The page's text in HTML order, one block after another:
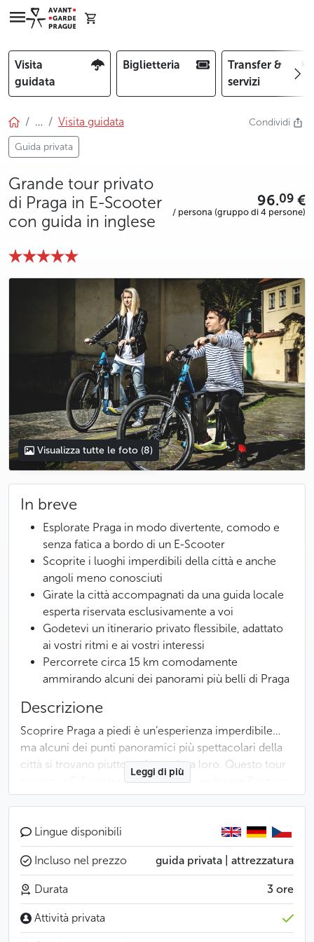
Visita
guidata
Biglietteria
Transfer &
servizi
… Visita guidata
Guida privata
Condividi
Grande tour privato
di Praga in E-Scooter
con guida in inglese
96.09 €
/ persona (gruppo di 4 persone)
photo 5
photo 6
photo 7
photo 8
Visualizza tutte le foto (8)
In breve
Esplorate Praga in modo divertente, comodo e
senza fatica a bordo di un E-Scooter
Scoprite i luoghi imperdibili della città e anche
angoli meno conosciuti
Girate la città accompagnati da una guida locale
esperta riservata esclusivamente a voi
Godetevi un itinerario privato flessibile, adattato
ai vostri ritmi e ai vostri interessi
Percorrete circa 15 km comodamente
ammirando alcuni dei panorami più belli di Praga
Descrizione
Scoprire Praga a piedi è un’esperienza imperdibile…
ma alcuni dei punti panoramici più spettacolari della
città si trovano piuttosto lontani tra loro. Questo tour
privato in E-Scooter vi permette di esplorare Praga in
modo molto più fluido, confortevole e coinvolgente,
libertà.
L’esperienza inizia nei pressi del Ponte Carlo, dove la
vostra guida locale di lingua inglese vi accoglierà e vi
spiegherà rapidamente il funzionamento degli E-
Scooter prima della partenza. In pochi minuti, le
strade acciottolate, le facciate storiche e le colline
Leggi di più
Lingue disponibili
Incluso nel prezzo guida privata | attrezzatura
Durata 3 ore
Attività privata